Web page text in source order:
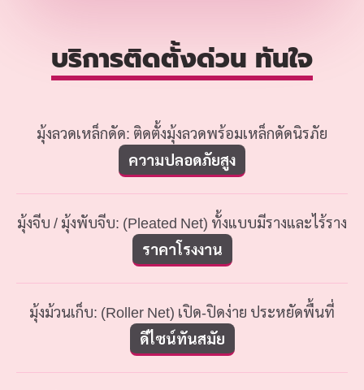
บริการติดตั้งด่วน ทันใจ
มุ้งลวดเหล็กดัด: ติดตั้งมุ้งลวดพร้อมเหล็กดัดนิรภัย
ความปลอดภัยสูง
มุ้งจีบ / มุ้งพับจีบ: (Pleated Net) ทั้งแบบมีรางและไร้ราง
ราคาโรงงาน
มุ้งม้วนเก็บ: (Roller Net) เปิด-ปิดง่าย ประหยัดพื้นที่
ดีไซน์ทันสมัย